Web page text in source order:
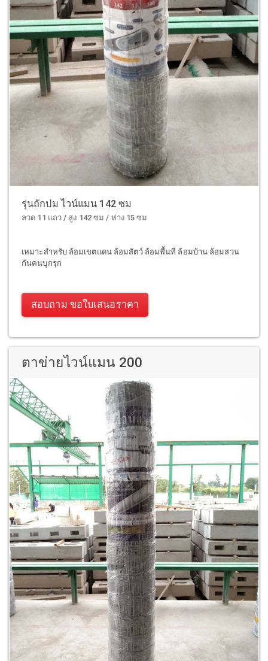
รุ่นถักปม ไวน์แมน 142 ซม
ลวด 11 แถว / สูง 142 ซม / ห่าง 15 ซม
เหมาะสำหรับ ล้อมเขตแดน ล้อมสัตว์ ล้อมพื้นที่ ล้อมบ้าน ล้อมสวน
กันคนบุกรุก
สอบถาม ขอใบเสนอราคา
ตาข่ายไวน์แมน 200